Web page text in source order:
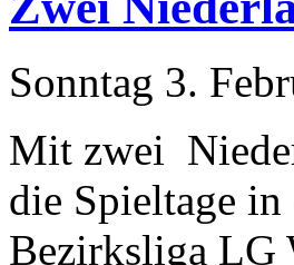
Sonntag 3.
Mit zwei
die Spieltage
Bezirksliga LG